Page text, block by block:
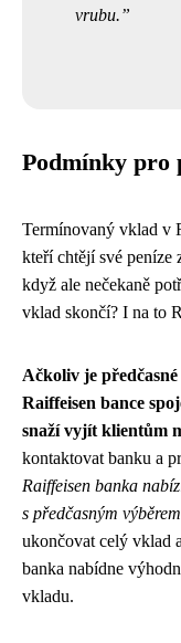
vrubu.
Podmínky pro
Termínovaný vklad v
kteří chtějí své peníze
když ale nečekaně
vklad skončí? I na to
Ačkoliv je
Raiffeisen bance
snaží vyjít klientům
kontaktovat banku a
Raiffeisen banka
s předčasným
ukončovat celý vklad
banka nabídne
vkladu.